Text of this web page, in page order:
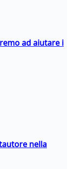
ad aiutare i
nella